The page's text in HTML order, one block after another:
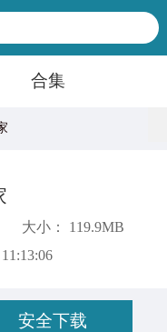
合集
大小： 119.9MB
安全下载